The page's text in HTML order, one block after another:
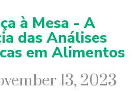
à Mesa - A
das Análises
em Alimentos
13, 2023